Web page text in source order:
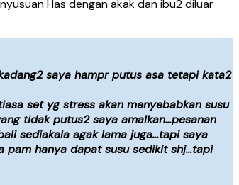
Has dengan akak dan ibu2 diluar
saya hampr putus asa tetapi kata2
set yg stress akan menyebabkan susu
tidak putus2 saya amalkan…pesanan
sediakala agak lama juga…tapi saya
pam hanya dapat susu sedikit shj…tapi